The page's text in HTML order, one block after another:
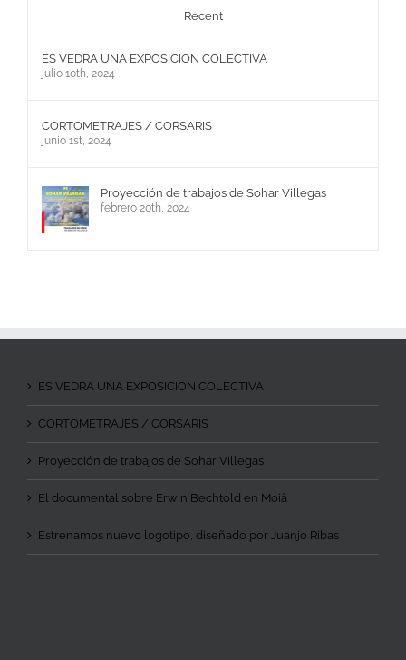
Recent
ES VEDRA UNA EXPOSICION COLECTIVA
julio 10th, 2024
CORTOMETRAJES / CORSARIS
junio 1st, 2024
Proyección de trabajos de Sohar Villegas
febrero 20th, 2024
ES VEDRA UNA EXPOSICION COLECTIVA
CORTOMETRAJES / CORSARIS
Proyección de trabajos de Sohar Villegas
El documental sobre Erwin Bechtold en Moià
Estrenamos nuevo logotipo, diseñado por Juanjo Ribas